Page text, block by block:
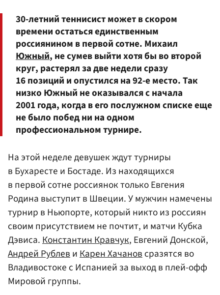
30-летний теннисист может в скором
времени остаться единственным
россиянином в первой сотне. Михаил
Южный, не сумев выйти хотя бы во второй
круг, растерял за две недели сразу
16 позиций и опустился на 92-е место. Так
низко Южный не оказывался с начала
2001 года, когда в его послужном списке еще
не было побед ни на одном
профессиональном турнире.
На этой неделе девушек ждут турниры
в Бухаресте и Бостаде. Из находящихся
в первой сотне россиянок только Евгения
Родина выступит в Швеции. У мужчин намечены
турнир в Ньюпорте, который никто из россиян
своим присутствием не почтит, и матчи Кубка
Дэвиса.Константин Кравчук, Евгений Донской,
Андрей РублевиКарен Хачановсразятся во
Владивостоке с Испанией за выход в плей-офф
Мировой группы.